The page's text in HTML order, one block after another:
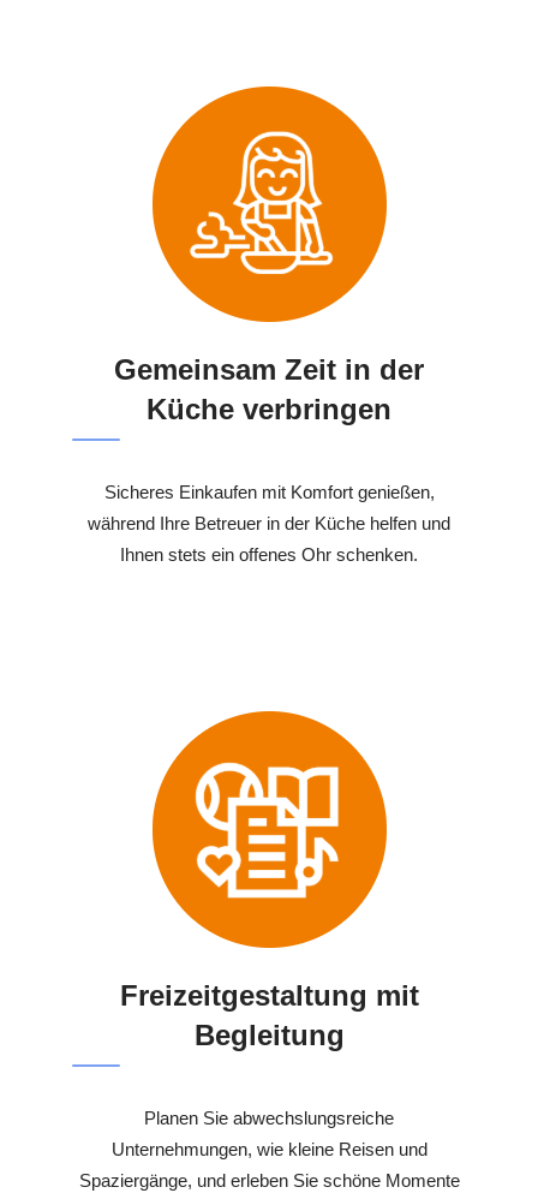
Gemeinsam Zeit in der
Küche verbringen
Sicheres Einkaufen mit Komfort genießen,
während Ihre Betreuer in der Küche helfen und
Ihnen stets ein offenes Ohr schenken.
Freizeitgestaltung mit
Begleitung
Planen Sie abwechslungsreiche
Unternehmungen, wie kleine Reisen und
Spaziergänge, und erleben Sie schöne Momente